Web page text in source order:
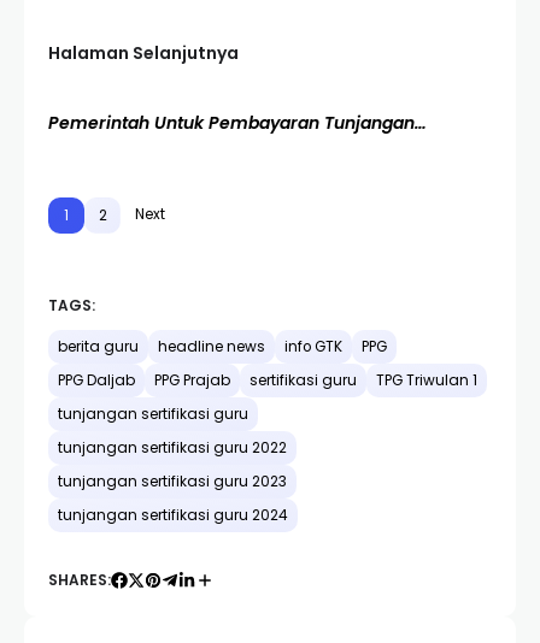
Halaman Selanjutnya
Pemerintah Untuk Pembayaran Tunjangan…
1 2 Next
TAGS:
berita guru headline news info GTK
PPG
PPG Daljab
PPG Prajab sertifikasi guru
TPG Triwulan 1
tunjangan sertifikasi guru
tunjangan sertifikasi guru 2022
tunjangan sertifikasi guru 2023
tunjangan sertifikasi guru 2024
SHARES: